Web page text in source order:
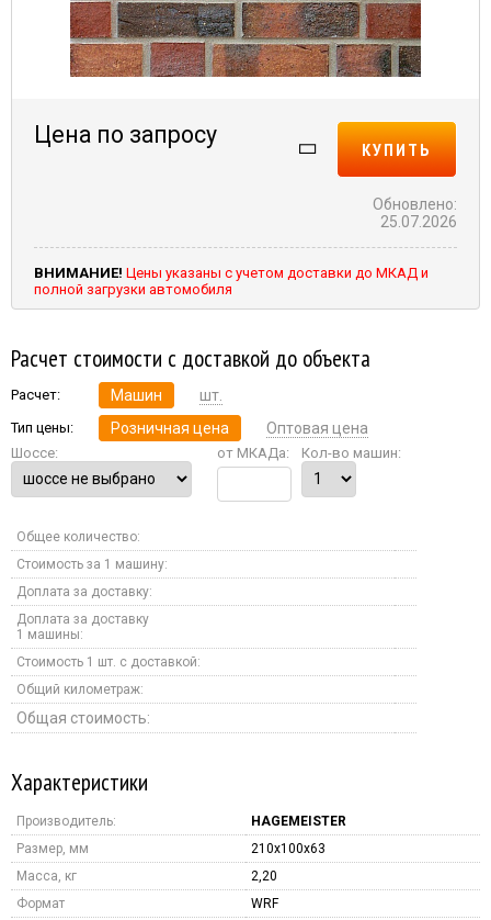
Цена по запросу
КУПИТЬ
Обновлено:
25.07.2026
ВНИМАНИЕ! Цены указаны с учетом доставки до МКАД и
полной загрузки автомобиля
Расчет стоимости с доставкой до объекта
Расчет: Машин шт.
Тип цены: Розничная цена Оптовая цена
Шоссе: от МКАДа: Кол-во машин:
Общее количество:
Стоимость за 1 машину:
Доплата за доставку:
Доплата за доставку
1 машины:
Стоимость 1 шт. с доставкой:
Общий километраж:
Общая стоимость:
Характеристики
Производитель:
HAGEMEISTER
Размер, мм
210x100x63
Масса, кг
2,20
Формат
WRF